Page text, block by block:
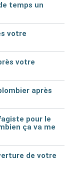
temps un
votre
votre
après
pour le
ça va me
de votre